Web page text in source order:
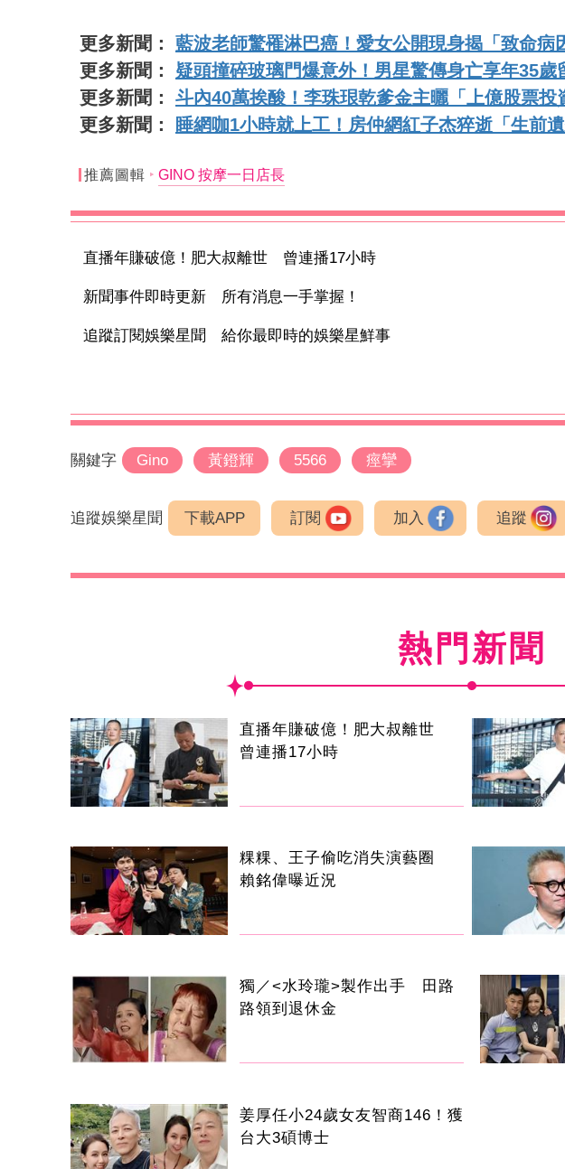
更多新聞： 藍波老師驚罹淋巴癌！愛女公開現身揭「致命病
更多新聞： 疑頭撞碎玻璃門爆意外！男星驚傳身亡享年35
更多新聞： 斗內40萬挨酸！李珠珢乾爹金主曬「上億股票
更多新聞：
睡網咖1小時就上工！房仲網紅子杰猝逝「生前
推薦圖輯 GINO 按摩一日店長
直播年賺破億！肥大叔離世 曾連播17小時
新聞事件即時更新 所有消息一手掌握！
追蹤訂閱娛樂星聞 給你最即時的娛樂星鮮事
關鍵字 Gino 黃鐙輝 5566 痙攣
追蹤娛樂星聞 下載APP 訂閱 加入 追蹤
熱門新聞
直播年賺破億！肥大叔離世
曾連播17小時
粿粿、王子偷吃消失演藝圈
賴銘偉曝近況
獨／<水玲瓏>製作出手 田路
路領到退休金
姜厚任小24歲女友智商146！獲
台大3碩博士